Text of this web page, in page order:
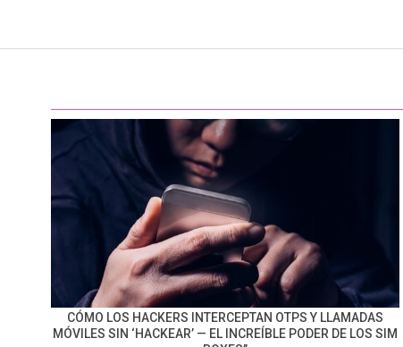
CÓMO LOS HACKERS INTERCEPTAN OTPS Y LLAMADAS
MÓVILES SIN ‘HACKEAR’ — EL INCREÍBLE PODER DE LOS SIM